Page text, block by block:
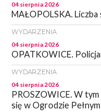
04 sierpnia 2026
MAŁOPOLSKA.
WYDARZENIA
04 sierpnia 2026
OPATKOWICE.
WYDARZENIA
04 sierpnia 2026
PROSZOWICE. W
się w Ogrodzie